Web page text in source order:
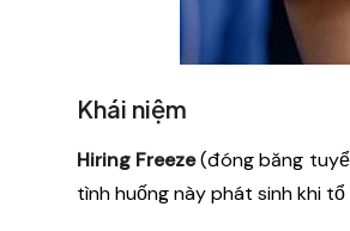
Khái niệm
Hiring Freeze(đóng băng
tình huống này phát sinh khi